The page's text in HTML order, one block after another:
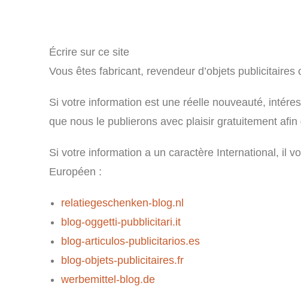
Écrire sur ce site
Vous êtes fabricant, revendeur d’objets
Si votre information est une réelle nouveauté,
que nous le publierons avec plaisir gratuitement afin
Si votre information a un caractère International, il
Européen :
relatiegeschenken-blog.nl
blog-oggetti-pubblicitari.it
blog-articulos-publicitarios.es
blog-objets-publicitaires.fr
werbemittel-blog.de